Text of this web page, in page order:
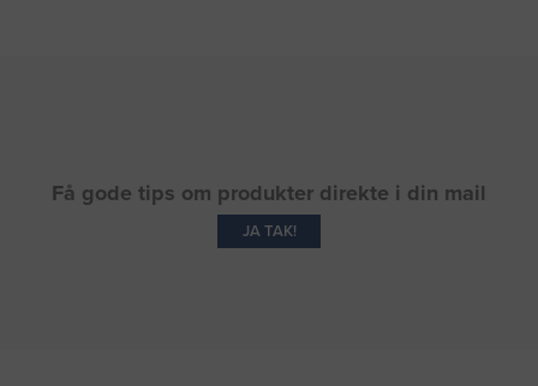
Få gode tips om produkter direkte i din mail
JA TAK!